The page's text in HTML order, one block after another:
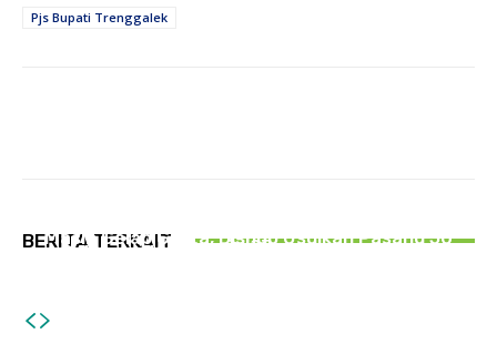
Pjs Bupati Trenggalek
BERITA TERKAIT
Silat
Masih Gelap Gulita, Dishub Usulkan Pasang 50
Dokumen Lengkap, Pengungsi Rohingya di